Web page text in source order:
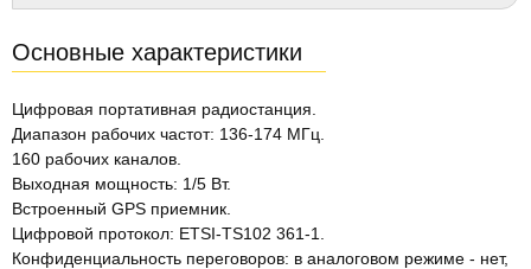
Основные характеристики
Цифровая портативная радиостанция.
Диапазон рабочих частот: 136-174 МГц.
160 рабочих каналов.
Выходная мощность: 1/5 Вт.
Встроенный GPS приемник.
Цифровой протокол: ETSI-TS102 361-1.
Конфиденциальность переговоров: в аналоговом режиме - нет,